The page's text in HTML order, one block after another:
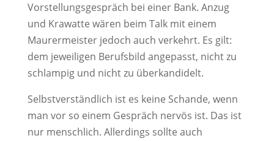
Vorstellungsgespräch bei einer Bank. Anzug
und Krawatte wären beim Talk mit einem
Maurermeister jedoch auch verkehrt. Es gilt:
dem jeweiligen Berufsbild angepasst, nicht zu
schlampig und nicht zu überkandidelt.
Selbstverständlich ist es keine Schande, wenn
man vor so einem Gespräch nervös ist. Das ist
nur menschlich. Allerdings sollte auch